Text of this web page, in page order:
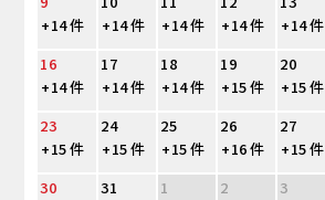
+14 件
+14 件 +14 件 +14 件 +14 件
16
17 18 19 20
+14 件
+14 件 +14 件 +15 件 +15 件
23
24 25 26 27
+15 件
+15 件 +15 件 +16 件 +15 件
30
31 1 2 3